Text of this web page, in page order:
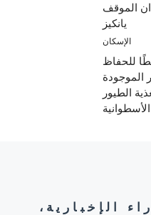
الموقف
يانكيز
الإسكان
للحفاظ
الموجودة
الطيور
الأسطوانية
الإخبارية،